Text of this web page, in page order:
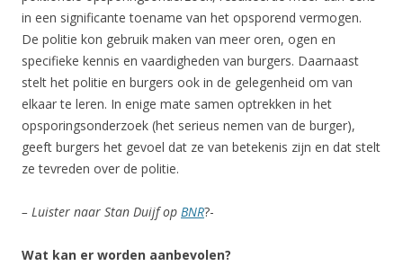
in een significante toename van het opsporend vermogen.
De politie kon gebruik maken van meer oren, ogen en
specifieke kennis en vaardigheden van burgers. Daarnaast
stelt het politie en burgers ook in de gelegenheid om van
elkaar te leren. In enige mate samen optrekken in het
opsporingsonderzoek (het serieus nemen van de burger),
geeft burgers het gevoel dat ze van betekenis zijn en dat stelt
ze tevreden over de politie.
– Luister naar Stan Duijf op BNR?-
Wat kan er worden aanbevolen?